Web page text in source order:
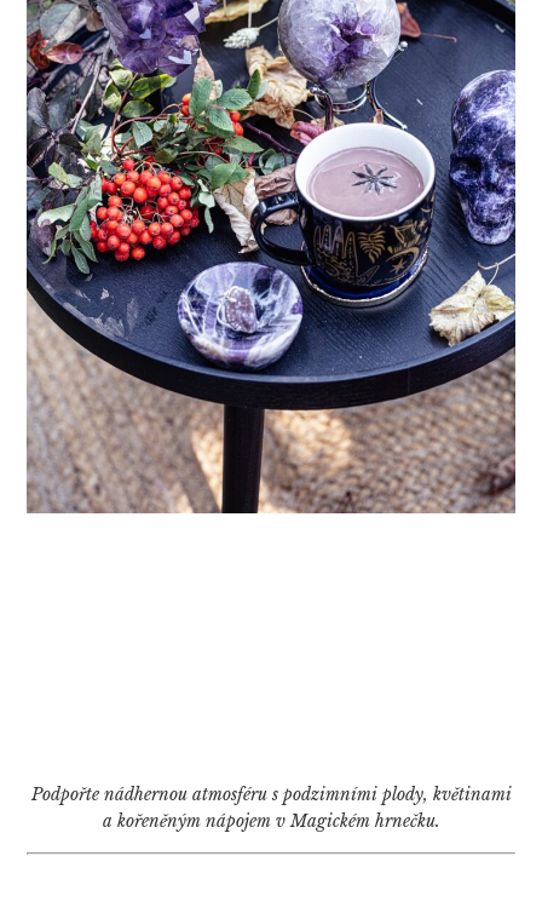
Podpořte nádhernou atmosféru s podzimními plody, květinami
a kořeněným nápojem v Magickém hrnečku.